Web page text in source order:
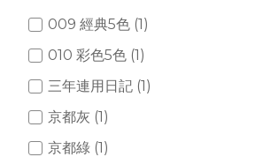
009 經典5色 (1)
010 彩色5色 (1)
三年連用日記 (1)
京都灰 (1)
京都綠 (1)